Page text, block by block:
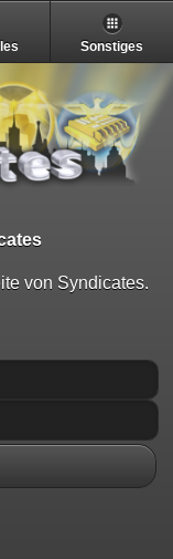
Sonstiges
von Syndicates.